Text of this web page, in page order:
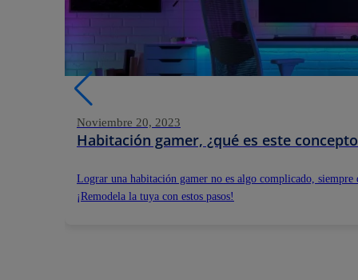
Noviembre 20, 2023
Habitación gamer, ¿qué es este
Lograr una habitación gamer no es algo complicado,
¡Remodela la tuya con estos pasos!